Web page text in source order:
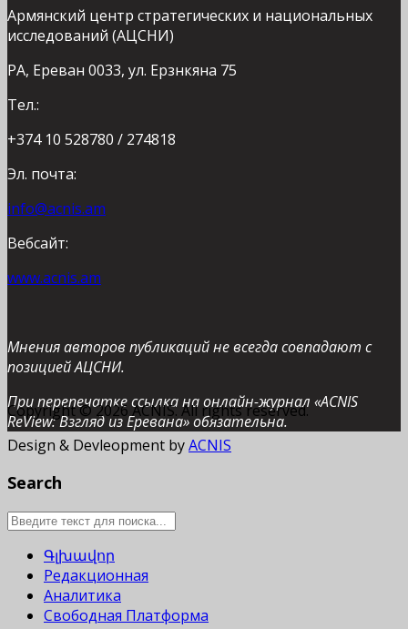
Армянский центр стратегических и национальных
исследований (АЦСНИ)
РА, Ереван 0033, ул. Ерзнкяна 75
Тел.:
+374 10 528780 / 274818
Эл. почта:
info@acnis.am
Вебсайт:
www.acnis.am
Мнения авторов публикаций не всегда совпадают с
позицией АЦСНИ.
При перепечатке ссылка на онлайн-журнал «ACNIS
ReView: Взгляд из Еревана» обязательна.
Copyright © 2026 ACNIS. All rights reserved.
Design & Devleopment byACNIS
Search
Գլխավոր
Редакционная
Аналитика
Свободная Платформа